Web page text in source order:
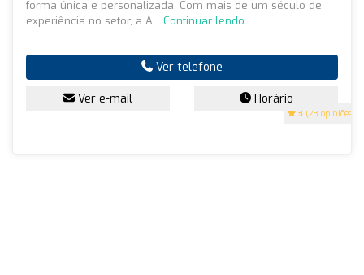
3 (23 opiniões)
forma única e personalizada. Com mais de um século de
experiência no setor, a A... Continuar lendo
Ver telefone
Ver e-mail Horário